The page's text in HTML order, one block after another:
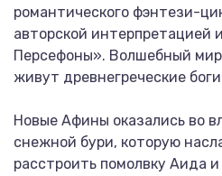
романтического фэнтези-
авторской интерпретацией
Персефоны». Волшебный
живут древнегреческие
Новые Афины оказались во
снежной бури, которую
расстроить помолвку Аида